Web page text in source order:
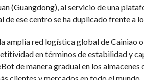
(Guangdong), al servicio de una
ese centro se ha duplicado frente a
amplia red logística global de
en términos de estabilidad y
de manera gradual en los